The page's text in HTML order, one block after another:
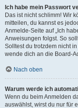
Ich habe mein Passwort
Das ist nicht schlimm! Wir
mitteilen, du kannst es
Anmelde-Seite auf „Ich
Anweisungen folgst. So
Solltest du trotzdem nicht
wende dich an die Board-
Nach oben
Warum werde ich
Wenn du beim Anmelden
auswählst, wirst du nur für